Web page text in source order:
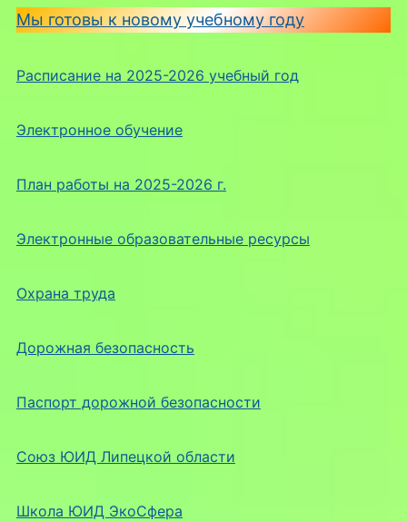
Мы готовы к новому учебному году
Расписание на 2025-2026 учебный год
Электронное обучение
План работы на 2025-2026 г.
Электронные образовательные ресурсы
Охрана труда
Дорожная безопасность
Паспорт дорожной безопасности
Союз ЮИД Липецкой области
Школа ЮИД ЭкоСфера